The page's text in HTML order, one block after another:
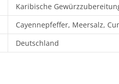
Karibische
Cayennepfeffer, Meersalz,
Deutschland